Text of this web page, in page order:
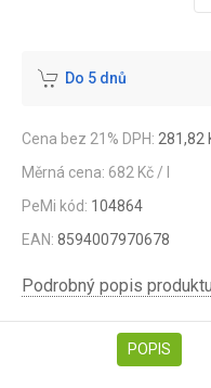
Do 5 dnů
Cena bez 21% DPH: 281,82
Měrná cena: 682 Kč / l
PeMi kód: 104864
EAN: 8594007970678
Podrobný popis produktu
POPIS